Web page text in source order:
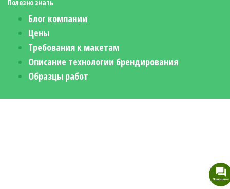
Полезно знать
Блог компании
Цены
Требования к макетам
Описание технологии брендирования
Образцы работ
Помощник